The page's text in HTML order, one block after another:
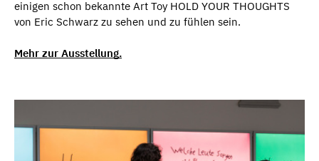
einigen schon bekannte Art Toy HOLD YOUR THOUGHTS
von Eric Schwarz zu sehen und zu fühlen sein.
Mehr zur Ausstellung.